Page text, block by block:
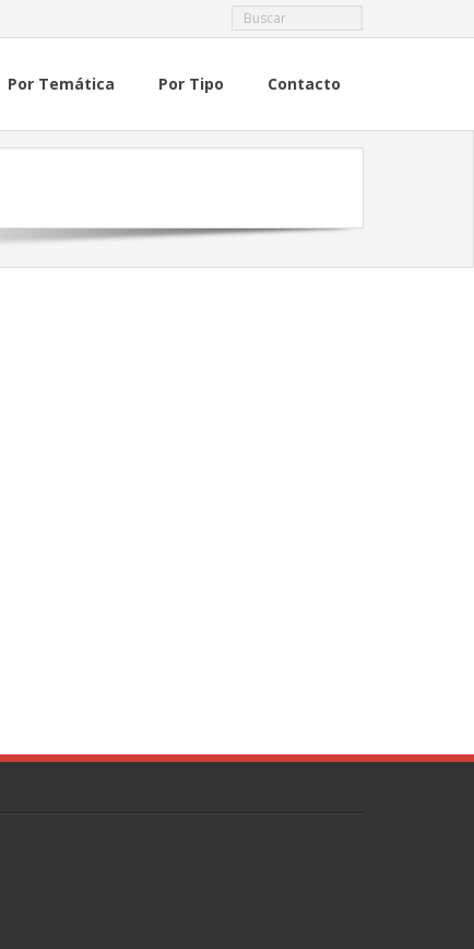
Por Temática Por Tipo Contacto